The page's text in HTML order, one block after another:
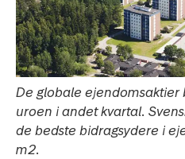
De globale ejendomsaktier
uroen i andet kvartal.
de bedste bidragsydere i
m2.